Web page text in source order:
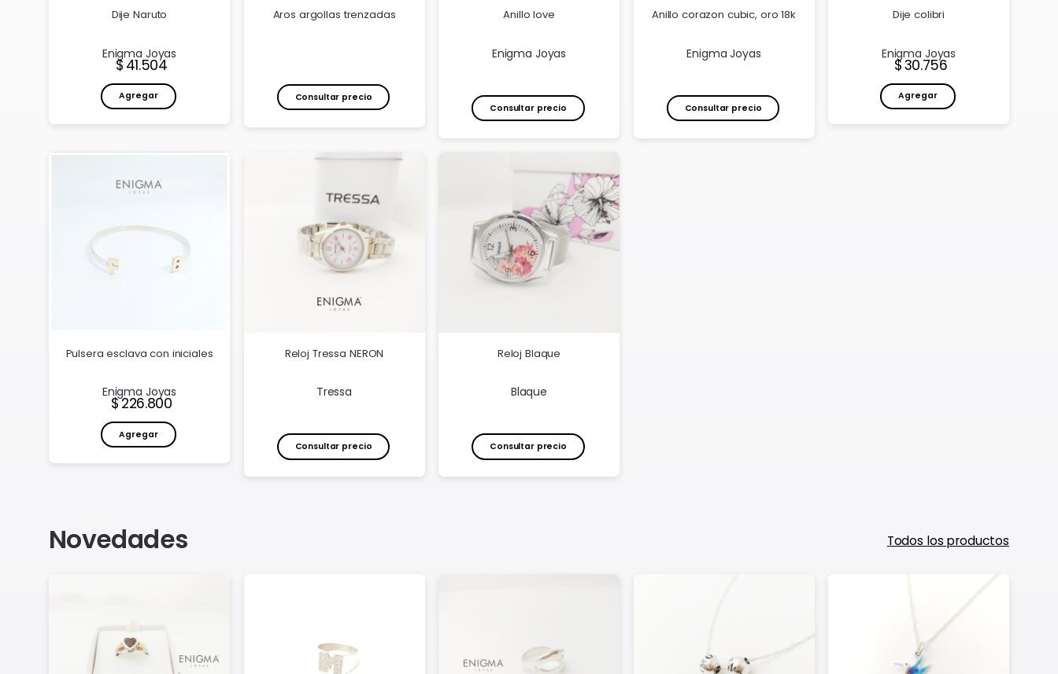
Dije Naruto
Enigma Joyas
Precio:
41.504
Agregar
Aros argollas trenzadas
Consultar precio
Anillo love
Enigma Joyas
Consultar precio
Anillo corazon cubic, oro 18k
Enigma Joyas
Consultar precio
Dije colibri
Enigma Joyas
Precio:
30.756
Agregar
Pulsera esclava con iniciales
Enigma Joyas
Precio:
226.800
Agregar
Reloj Tressa NERON
Tressa
Consultar precio
Reloj Blaque
Blaque
Consultar precio
Novedades Todos los productos